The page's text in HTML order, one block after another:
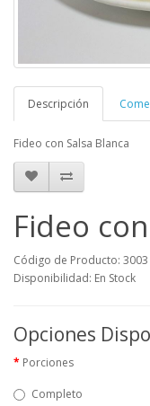
Descripción
Fideo con Salsa Blanca
Fideo
Código de Producto: 3003
Disponibilidad: En Stock
Opciones
Porciones
Completo